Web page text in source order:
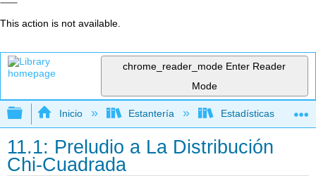
This action is not available.
chrome_reader_mode Enter Reader
Mode
Expandir/contraer jerarquía global
Inicio Estantería Estadísticas
11.1: Preludio a La Distribución
Chi-Cuadrada